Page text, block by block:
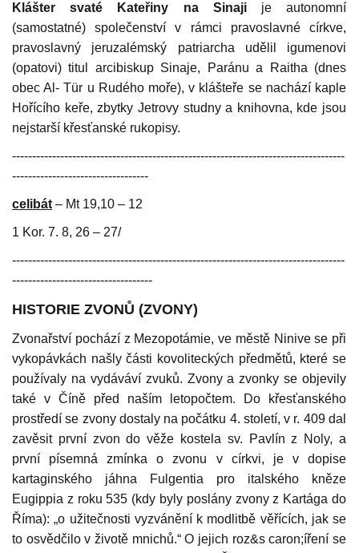
Klášter svaté Kateřiny na Sinajije autonomní
(samostatné) společenství v rámci pravoslavné církve,
pravoslavný jeruzalémský patriarcha udělil igumenovi
(opatovi) titul arcibiskup Sinaje, Paránu a Raitha (dnes
obec Al- Tür u Rudého moře), v klášteře se nachází kaple
Hořícího keře, zbytky Jetrovy studny a knihovna, kde jsou
nejstarší křesťanské rukopisy.
-----------------------------------------------------------------------------------
----------------------------------
celibát– Mt 19,10 – 12
1 Kor. 7. 8, 26 – 27/
-----------------------------------------------------------------------------------
-----------------------------------
HISTORIE ZVONŮ (ZVONY)
Zvonařství pochází z Mezopotámie, ve městě Ninive se při
vykopávkách našly části kovoliteckých předmětů, které se
používaly na vydáváví zvuků. Zvony a zvonky se objevily
také v Číně před naším letopočtem. Do křesťanského
prostředí se zvony dostaly na počátku 4. století, v r. 409 dal
zavěsit první zvon do věže kostela sv. Pavlín z Noly, a
první písemná zmínka o zvonu v církvi, je v dopise
kartaginského jáhna Fulgentia pro italského kněze
Eugippia z roku 535 (kdy byly poslány zvony z Kartága do
Říma): „o užitečnosti vyzvánění k modlitbě věřících, jak se
to osvědčilo v životě mnichů.“ O jejich roz&s caron;íření se